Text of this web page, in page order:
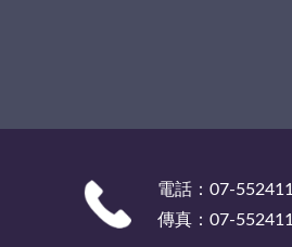
電話：07-
傳真：07-